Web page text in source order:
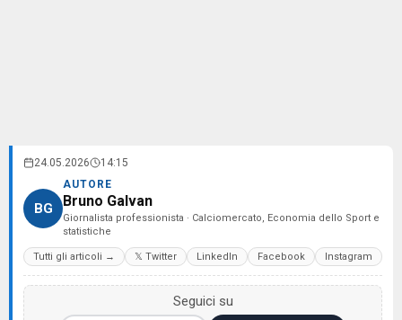
24.05.2026 14:15
BG
AUTORE
Bruno Galvan
Giornalista professionista · Calciomercato, Economia dello Sport e
statistiche
Tutti gli articoli → 𝕏 Twitter LinkedIn Facebook Instagram
Seguici su